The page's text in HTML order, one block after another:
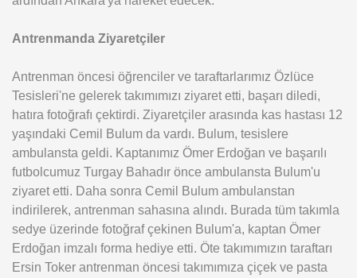
Antrenmanda Ziyaretçiler
Antrenman öncesi öğrenciler ve taraftarlarımız Özlüce
Tesisleri'ne gelerek takımımızı ziyaret etti, başarı diledi,
hatıra fotoğrafı çektirdi. Ziyaretçiler arasında kas hastası 12
yaşındaki Cemil Bulum da vardı. Bulum, tesislere
ambulansta geldi. Kaptanımız Ömer Erdoğan ve başarılı
futbolcumuz Turgay Bahadır önce ambulansta Bulum'u
ziyaret etti. Daha sonra Cemil Bulum ambulanstan
indirilerek, antrenman sahasına alındı. Burada tüm takımla
sedye üzerinde fotoğraf çekinen Bulum'a, kaptan Ömer
Erdoğan imzalı forma hediye etti. Öte takımımızın taraftarı
Ersin Toker antrenman öncesi takımımıza çiçek ve pasta